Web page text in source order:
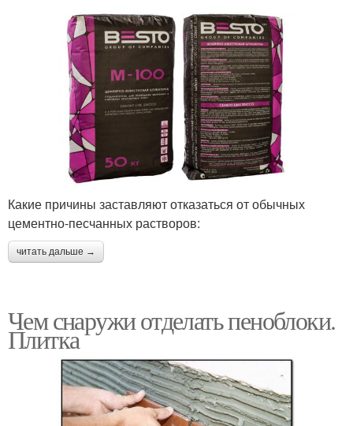
Какие причины заставляют отказаться от обычных
цементно-песчанных растворов:
читать дальше →
Чем снаружи отделать пеноблоки.
Плитка